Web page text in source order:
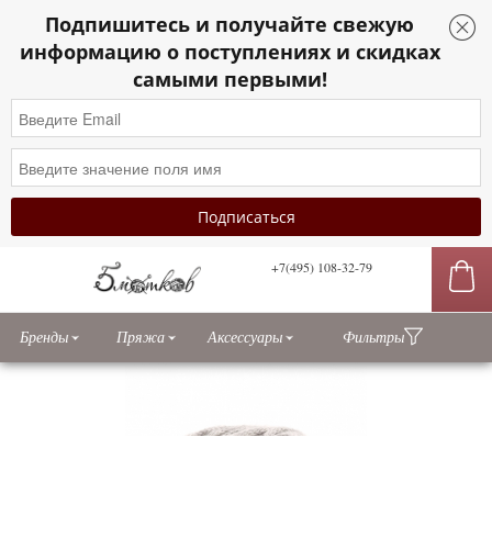
Подпишитесь и получайте свежую
информацию о поступлениях и скидках
самыми первыми!
+7(495) 108-32-79
Бренды Пряжа Аксессуары Фильтры